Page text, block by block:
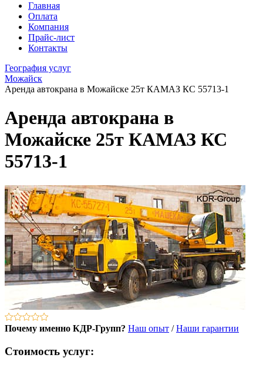
Главная
Оплата
Компания
Прайс-лист
Контакты
География услуг
Можайск
Аренда автокрана в Можайске 25т КАМАЗ КС 55713-1
Аренда автокрана в
Можайске 25т КАМАЗ КС
55713-1
Почему именно КДР-Групп? Наш опыт /Наши гарантии
Стоимость услуг: